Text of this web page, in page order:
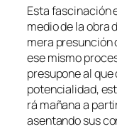
Esta fas­ci­na­ción
me­dio de la obra
me­ra pre­sun­ción
ese mis­mo
pre­su­po­ne al que
po­ten­cia­li­dad,
rá ma­ña­na a
asen­tan­do sus